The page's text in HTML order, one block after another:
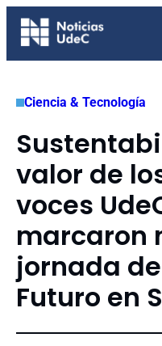
Saltar
Ciencia & Tecnología
valor de
voces
marcaron
jornada
Futuro en